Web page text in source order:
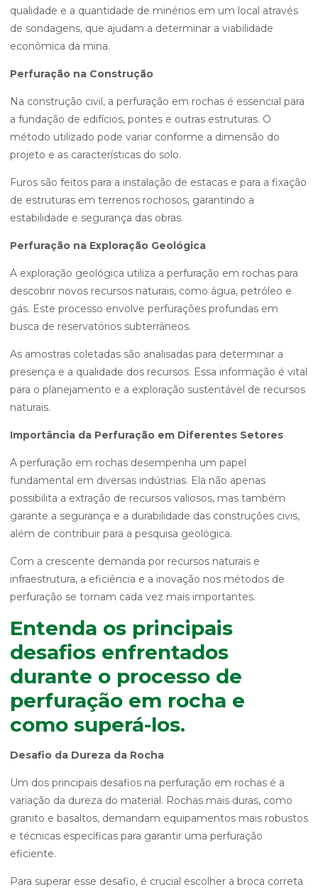
qualidade e a quantidade de minérios em um local através
de sondagens, que ajudam a determinar a viabilidade
econômica da mina.
Perfuração na Construção
Na construção civil, a perfuração em rochas é essencial para
a fundação de edifícios, pontes e outras estruturas. O
método utilizado pode variar conforme a dimensão do
projeto e as características do solo.
Furos são feitos para a instalação de estacas e para a fixação
de estruturas em terrenos rochosos, garantindo a
estabilidade e segurança das obras.
Perfuração na Exploração Geológica
A exploração geológica utiliza a perfuração em rochas para
descobrir novos recursos naturais, como água, petróleo e
gás. Este processo envolve perfurações profundas em
busca de reservatórios subterrâneos.
As amostras coletadas são analisadas para determinar a
presença e a qualidade dos recursos. Essa informação é vital
para o planejamento e a exploração sustentável de recursos
naturais.
Importância da Perfuração em Diferentes Setores
A perfuração em rochas desempenha um papel
fundamental em diversas indústrias. Ela não apenas
possibilita a extração de recursos valiosos, mas também
garante a segurança e a durabilidade das construções civis,
além de contribuir para a pesquisa geológica.
Com a crescente demanda por recursos naturais e
infraestrutura, a eficiência e a inovação nos métodos de
perfuração se tornam cada vez mais importantes.
Entenda os principais
desafios enfrentados
durante o processo de
perfuração em rocha e
como superá-los.
Desafio da Dureza da Rocha
Um dos principais desafios na perfuração em rochas é a
variação da dureza do material. Rochas mais duras, como
granito e basaltos, demandam equipamentos mais robustos
e técnicas específicas para garantir uma perfuração
eficiente.
Para superar esse desafio, é crucial escolher a broca correta